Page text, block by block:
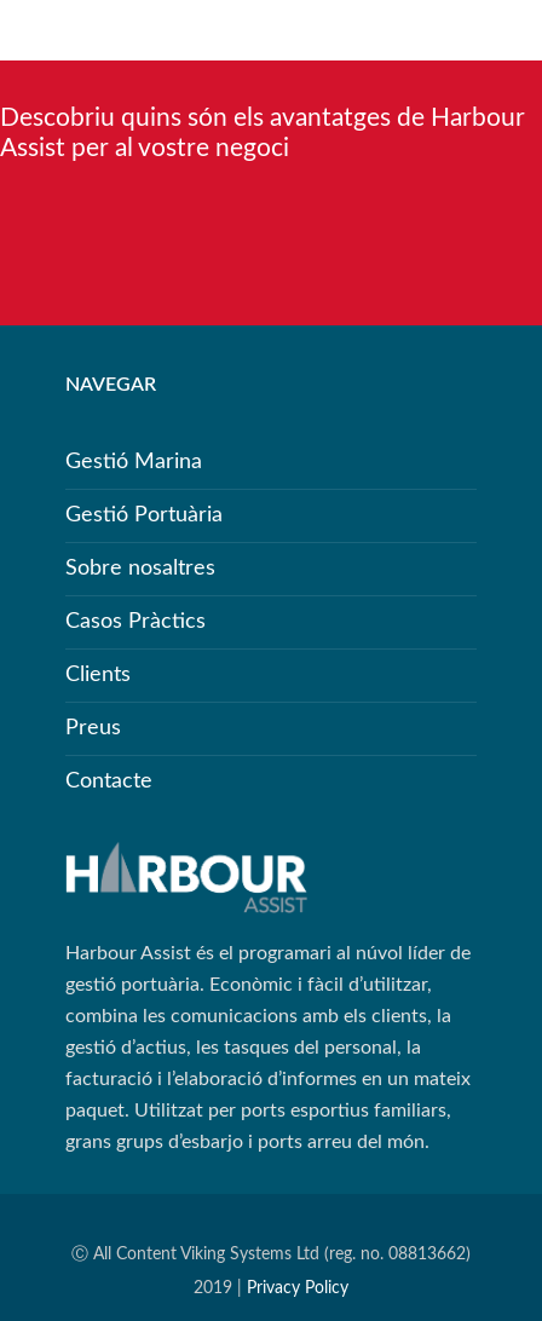
Descobriu quins són els avantatges de Harbour
Assist per al vostre negoci
NAVEGAR
Gestió Marina
Gestió Portuària
Sobre nosaltres
Casos Pràctics
Clients
Preus
Contacte
Harbour Assist és el programari al núvol líder de
gestió portuària. Econòmic i fàcil d’utilitzar,
combina les comunicacions amb els clients, la
gestió d’actius, les tasques del personal, la
facturació i l’elaboració d’informes en un mateix
paquet. Utilitzat per ports esportius familiars,
grans grups d’esbarjo i ports arreu del món.
Ⓒ All Content Viking Systems Ltd (reg. no. 08813662)
2019 |
Privacy Policy